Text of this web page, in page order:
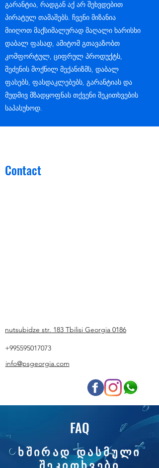
გარანტია, რადგან აქ არ შეხვდებით
პირატულ თამაშებს. ჩვენი მიზანია
მიიღოთ მაქსიმალურად მაღალი ხარისხი
დაბალ ფასად, ამიტომ გთავაზობთ
კომფორტულ, ციფრულ პროდუქტს,
შეძენის მოქნილ მექანიზმს, დაბალ
ფასებს, ფასდაკლებებს, გარანტიას და
მუდმივ მზადყოფნას თქვენი შეკითხვების
საპასუხოდ.
Contact
nutsubidze str. 183 Tbilisi Georgia 0186
+995595017073
info@psgeorgia.com
FAQ
ხშირად დასმული